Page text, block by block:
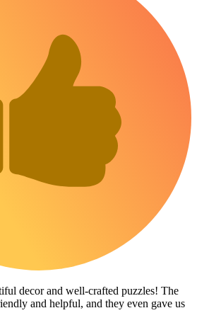
decor and well-crafted puzzles! The
and helpful, and they even gave us